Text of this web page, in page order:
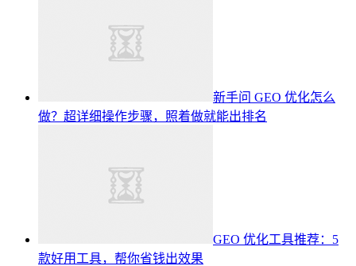
新手问 GEO 优化怎么
做？超详细操作步骤，照着做就能出排名
GEO 优化工具推荐：5
款好用工具，帮你省钱出效果